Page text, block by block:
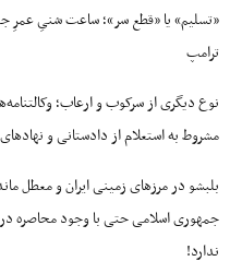
«تسلیم» یا «قطع سر»؛ ساعت شنیِ عمرِ
ترامپ
نوع دیگری از سرکوب و ارعاب؛
مشروط به استعلام از دادستانی و
بلبشو در مرزهای زمینی ایران و معطل
جمهوری اسلامی حتی با وجود محاصره
ندارد!